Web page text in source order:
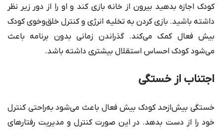
کودک اجازه بدهید بیرون از خانه بازی کند و او را از دور زیر نظر
داشته باشید. بازی کردن به تخلیه انرژی و کنترل خلق‌وخوی کودک
بیش فعال کمک می‌کند. گذراندن زمانی بدون برنامه باعث
می‌شود کودک احساس استقلال بیشتری داشته باشد.
اجتناب از خستگی
خستگی بیش‌ازحد کودک بیش فعال باعث می‌شود به‌راحتی کنترل
خود را از دست بدهد. در این صورت کنترل و مدیریت رفتارهای